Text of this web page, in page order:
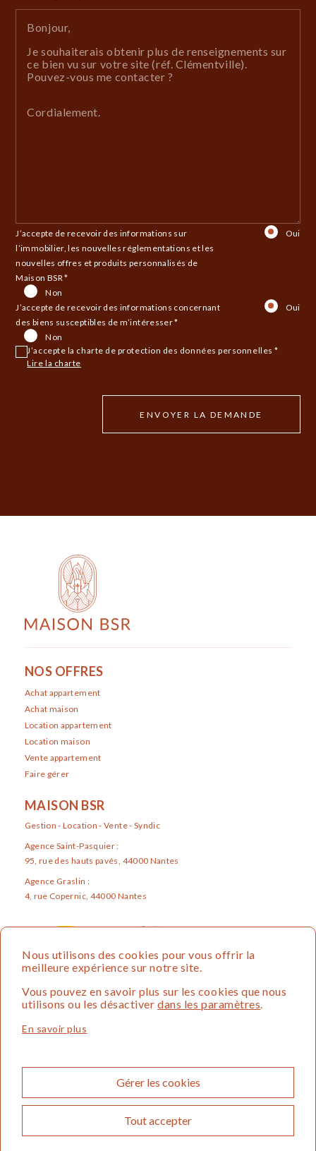
Nous utilisons des cookies pour vous offrir la
meilleure expérience sur notre site.
Vous pouvez en savoir plus sur les cookies que nous
utilisons ou les désactiverdans les paramètres.
En savoir plus
Gérer les cookies
Tout accepter
Bonjour,
Je souhaiterais obtenir plus de renseignements sur
ce bien vu sur votre site (réf. Clémentville).
Pouvez-vous me contacter ?
Cordialement.
J’accepte de recevoir des informations sur
l’immobilier, les nouvelles réglementations et les
nouvelles offres et produits personnalisés de
Maison BSR *
Oui
Non
J’accepte de recevoir des informations concernant
des biens susceptibles de m’intéresser *
Oui
Non
J’accepte la charte de protection des données personnelles *
Lire la charte
ENVOYER LA DEMANDE
NOS OFFRES
Achat appartement
Achat maison
Location appartement
Location maison
Vente appartement
Faire gérer
MAISON BSR
Gestion - Location - Vente - Syndic
Agence Saint-Pasquier :
95, rue des hauts pavés, 44000 Nantes
Agence Graslin :
4, rue Copernic, 44000 Nantes
Maison BSR Honoraires
contacter